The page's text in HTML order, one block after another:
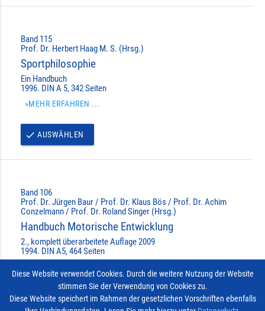
Band 115
Prof. Dr. Herbert Haag M. S. (Hrsg.)
Sportphilosophie
Ein Handbuch
1996. DIN A 5, 342 Seiten
»MEHR ERFAHREN ...
done AUSWÄHLEN
Band 106
Prof. Dr. Jürgen Baur / Prof. Dr. Klaus Bös / Prof. Dr. Achim
Conzelmann / Prof. Dr. Roland Singer (Hrsg.)
Handbuch Motorische Entwicklung
2., komplett überarbeitete Auflage 2009
1994. DIN A5, 464 Seiten
doneBEREITS AUSGEWÄHLT
Diese Website verwendet Cookies. Durch die weitere Nutzung der Website
stimmen Sie der Verwendung von Cookies zu.
Diese Website speichert im Rahmen der gesetzlichen Vorschriften ebenfalls